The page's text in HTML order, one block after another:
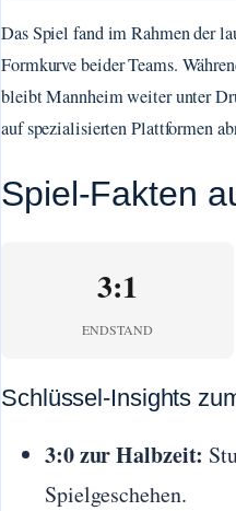
Das Spiel fand im Rahmen der
Formkurve beider Teams.
bleibt Mannheim weiter unter
auf spezialisierten Plattformen
Spiel-Fakten
3:1
ENDSTAND
Schlüssel-Insights
3:0 zur Halbzeit:
Spielgeschehen.